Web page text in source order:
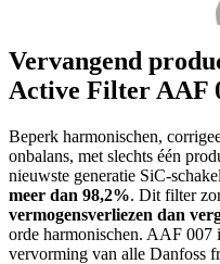
Vervangend
Active Filter AAF
Beperk harmonischen,
onbalans, met slechts één
nieuwste generatie SiC-
meer dan 98,2%. Dit filter
vermogensverliezen dan
orde harmonischen. AAF 007
vervorming van alle Danfoss